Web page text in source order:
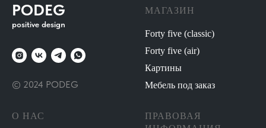
PODEG
positive design
© 2024 PODEG
МАГАЗИН
Forty five (classic)
Forty five (air)
Картины
Мебель под заказ
О НАС
ПРАВОВАЯ